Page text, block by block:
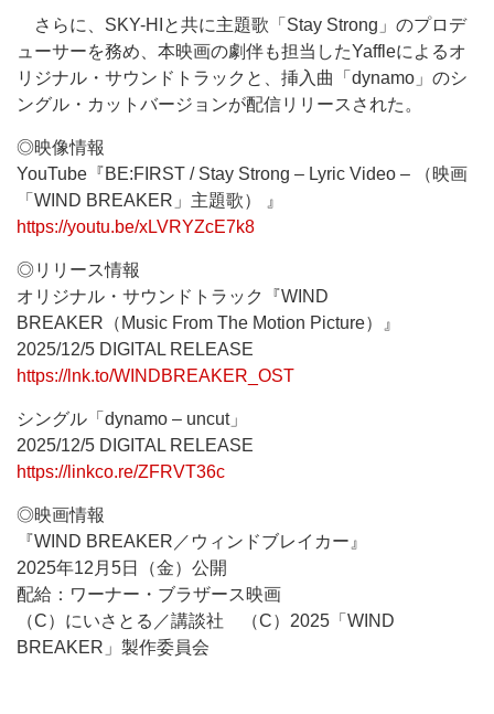
さらに、SKY-HIと共に主題歌「Stay Strong」のプロデ
ューサーを務め、本映画の劇伴も担当したYaffleによるオ
リジナル・サウンドトラックと、挿入曲「dynamo」のシ
ングル・カットバージョンが配信リリースされた。
◎映像情報
YouTube『BE:FIRST / Stay Strong – Lyric Video – （映画
「WIND BREAKER」主題歌） 』
https://youtu.be/xLVRYZcE7k8
◎リリース情報
オリジナル・サウンドトラック『WIND
BREAKER（Music From The Motion Picture）』
2025/12/5 DIGITAL RELEASE
https://lnk.to/WINDBREAKER_OST
シングル「dynamo – uncut」
2025/12/5 DIGITAL RELEASE
https://linkco.re/ZFRVT36c
◎映画情報
『WIND BREAKER／ウィンドブレイカー』
2025年12月5日（金）公開
配給：ワーナー・ブラザース映画
（C）にいさとる／講談社 （C）2025「WIND
BREAKER」製作委員会